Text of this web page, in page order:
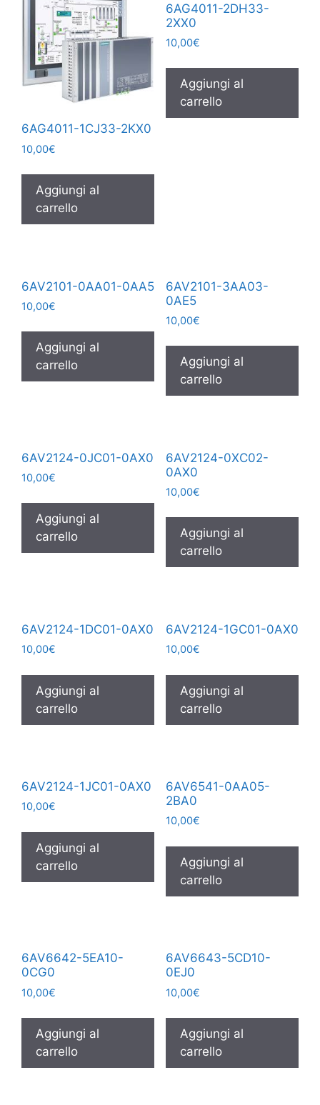
6AG4011-1CJ33-2KX0
10,00€
Aggiungi al
carrello
6AG4011-2DH33-
2XX0
10,00€
Aggiungi al
carrello
6AV2101-0AA01-0AA5
10,00€
Aggiungi al
carrello
6AV2101-3AA03-
0AE5
10,00€
Aggiungi al
carrello
6AV2124-0JC01-0AX0
10,00€
Aggiungi al
carrello
6AV2124-0XC02-
0AX0
10,00€
Aggiungi al
carrello
6AV2124-1DC01-0AX0
10,00€
Aggiungi al
carrello
6AV2124-1GC01-0AX0
10,00€
Aggiungi al
carrello
6AV2124-1JC01-0AX0
10,00€
Aggiungi al
carrello
6AV6541-0AA05-
2BA0
10,00€
Aggiungi al
carrello
6AV6642-5EA10-
0CG0
10,00€
Aggiungi al
carrello
6AV6643-5CD10-
0EJ0
10,00€
Aggiungi al
carrello